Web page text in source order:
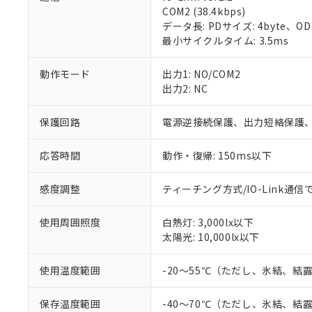
COM2 (38.4kbps)
データ長: PDサイズ: 4byte、
最小サイクルタイム: 3.5ms
動作モード
出力1: NO/COM2
出力2: NC
保護回路 電源逆接続保護、出力短絡保護
応答時間 動作・復帰: 150ms以下
感度調整 ティーチング方式/IO-Link通信
使用周囲照度
白熱灯: 3,000lx以下
太陽光: 10,000lx以下
使用温度範囲 -20～55℃（ただし、氷結、結露
保存温度範囲 -40～70℃（ただし、氷結、結露
ご利用条件
本サービス
くものです。
当社制御機
在庫状況お
のであり、
正式な納期
当社販売員
オムロン制
在庫状況お
す。
マイパーツ
対応済み：EU
対応予定：EU
調査・確認中：
非該当品：ライセ
*EU RoHS指令（10物質
鉛(Pb) 1000ppm以下、
六価クロム(Cr(Ⅵ))
フタル酸ビス(2-エチル
但し、RoHS指令で産業
※2 対応予定月
部品在庫の切り替
「○」：最大均質
「－」：未確認で
Pb(鉛) :1000ppm、 Hg(
DBP(フタル酸ジブチル
DEHP(フタル酸ビス(2-
「ｅ」：有害物質
「10」：通常の使
当社は、こ
う）を輸出
などの必要
当社は規制
置等に一切
当社は、貴
また当社は
たしません。
記
号
説明
○ 一定数
△
－
在庫な
機器販